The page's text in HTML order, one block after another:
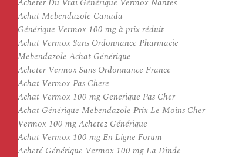
Achat Mebendazole Canada
Générique Vermox 100 mg à prix réduit
Achat Vermox Sans Ordonnance Pharmacie
Mebendazole Achat Générique
Acheter Vermox Sans Ordonnance France
Achat Vermox Pas Chere
Achat Vermox 100 mg Generique Pas Cher
Achat Générique Mebendazole Prix Le Moins Cher
Vermox 100 mg Achetez Générique
Achat Vermox 100 mg En Ligne Forum
Acheté Générique Vermox 100 mg La Dinde